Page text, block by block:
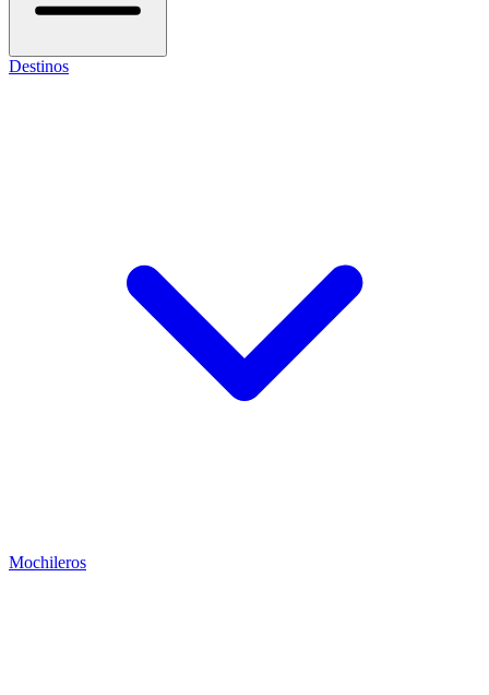
Destinos
Mochileros